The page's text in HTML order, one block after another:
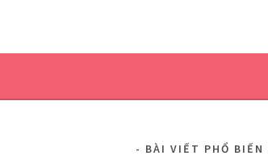
BÀI VIẾT PHỔ BIẾN